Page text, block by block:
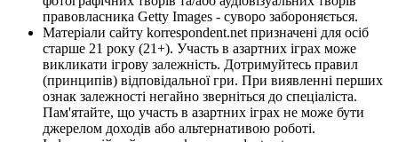
правовласника Getty Images - суворо забороняється.
Матеріали сайту korrespondent.net призначені для осіб
старше 21 року (21+). Участь в азартних іграх може
викликати ігрову залежність. Дотримуйтесь правил
(принципів) відповідальної гри. При виявленні перших
ознак залежності негайно зверніться до спеціаліста.
Пам'ятайте, що участь в азартних іграх не може бути
джерелом доходів або альтернативою роботі.